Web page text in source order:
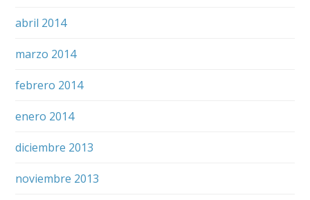
abril 2014
marzo 2014
febrero 2014
enero 2014
diciembre 2013
noviembre 2013